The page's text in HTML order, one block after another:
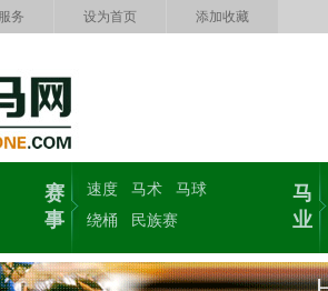
务 设为首页 添加收藏
赛
事
速度 马术
马球
绕桶
民族赛
马
业